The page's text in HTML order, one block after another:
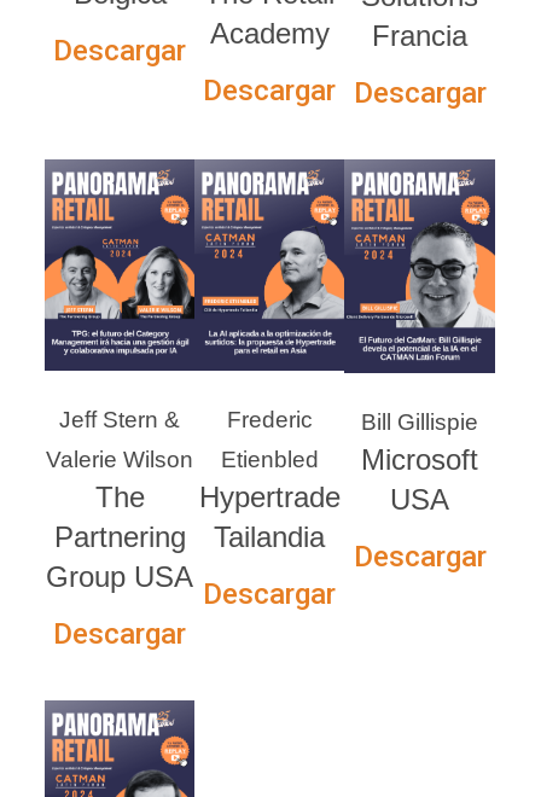
Descargar
Academy
Descargar
Francia
Descargar
Jeff Stern &
Valerie Wilson
The
Partnering
Group USA
Descargar
Frederic
Etienbled
Hypertrade
Tailandia
Descargar
Bill Gillispie
Microsoft
USA
Descargar